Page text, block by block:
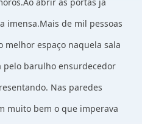
imensa.Mais de mil pessoas
melhor espaço naquela sala
barulho ensurdecedor
Nas paredes
muito bem o que imperava